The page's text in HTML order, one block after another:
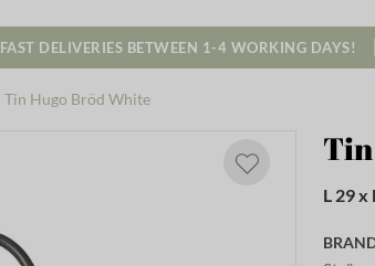
FAST DELIVERIES BETWEEN 1-4 WORKING DAYS!
Tin Hugo Bröd White
L 29 x